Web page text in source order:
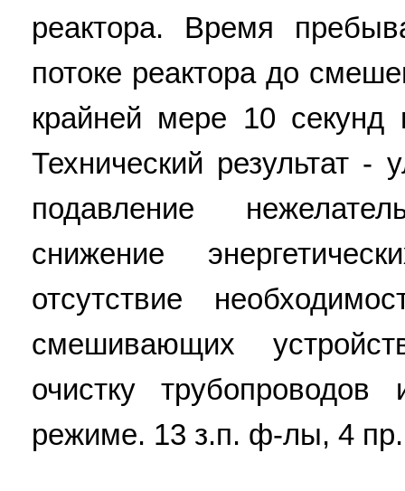
реактора. Время
потоке реактора до
крайней мере 10
Технический результат -
подавление
снижение
отсутствие
смешивающих
очистку
режиме. 13 з.п. ф-лы, 4 пр.